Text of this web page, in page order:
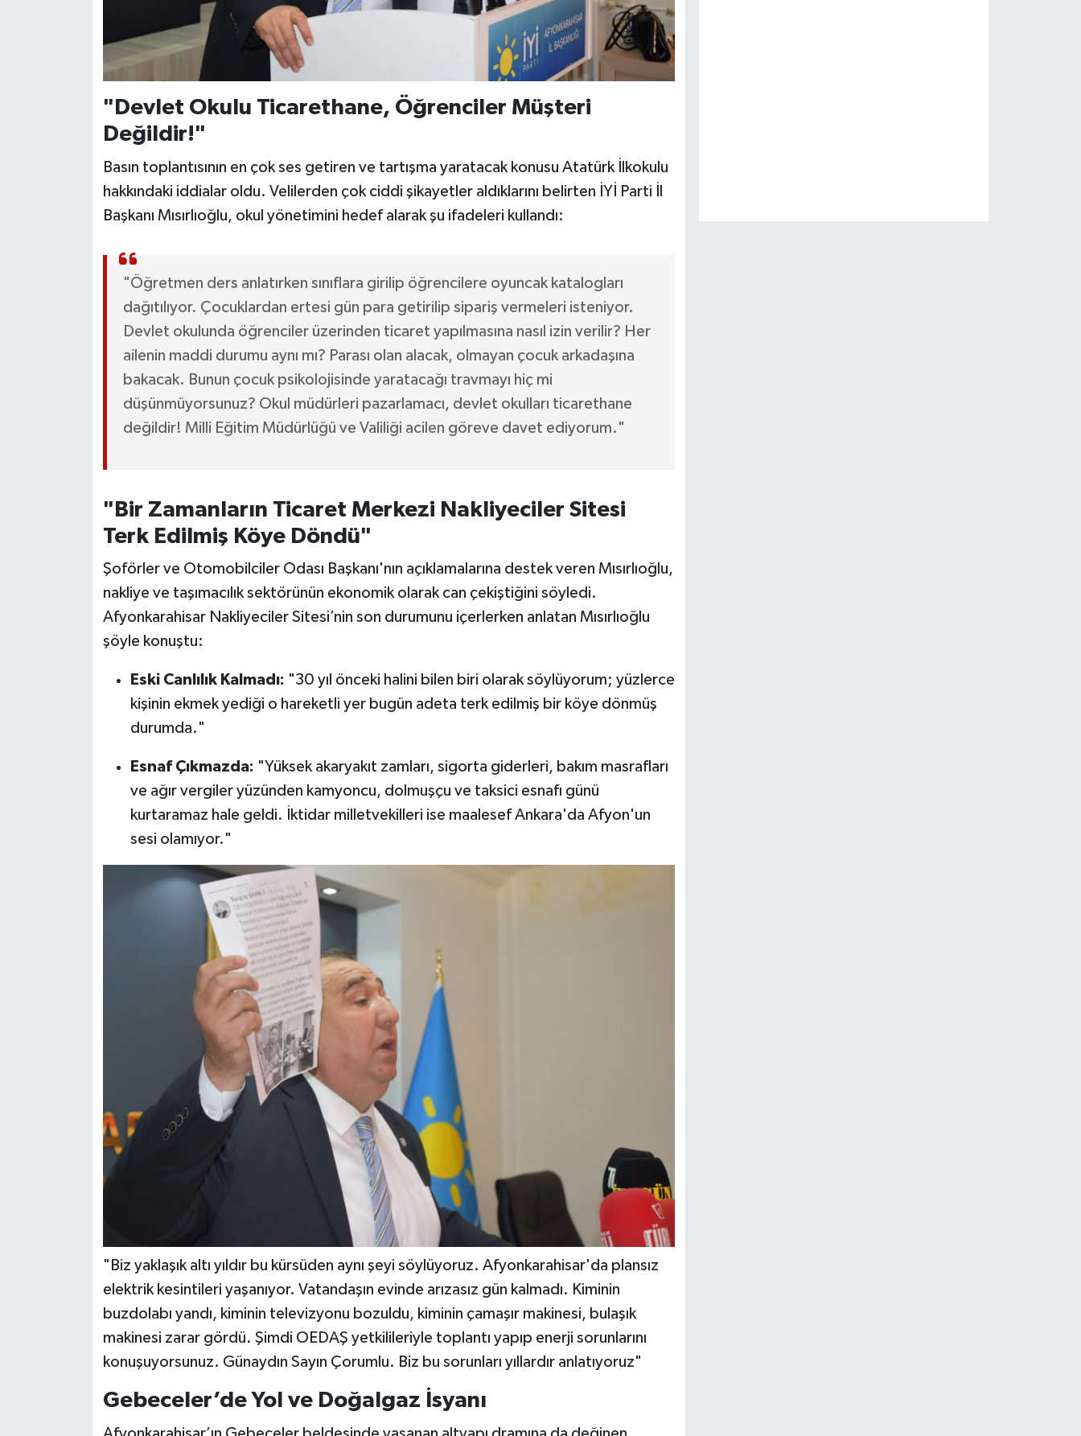
"Devlet Okulu Ticarethane, Öğrenciler Müşteri
Değildir!"
Basın toplantısının en çok ses getiren ve tartışma yaratacak konusu Atatürk İlkokulu
hakkındaki iddialar oldu. Velilerden çok ciddi şikayetler aldıklarını belirten İYİ Parti İl
Başkanı Mısırlıoğlu, okul yönetimini hedef alarak şu ifadeleri kullandı:
"Öğretmen ders anlatırken sınıflara girilip öğrencilere oyuncak katalogları
dağıtılıyor. Çocuklardan ertesi gün para getirilip sipariş vermeleri isteniyor.
Devlet okulunda öğrenciler üzerinden ticaret yapılmasına nasıl izin verilir? Her
ailenin maddi durumu aynı mı? Parası olan alacak, olmayan çocuk arkadaşına
bakacak. Bunun çocuk psikolojisinde yaratacağı travmayı hiç mi
düşünmüyorsunuz? Okul müdürleri pazarlamacı, devlet okulları ticarethane
değildir! Milli Eğitim Müdürlüğü ve Valiliği acilen göreve davet ediyorum."
"Bir Zamanların Ticaret Merkezi Nakliyeciler Sitesi
Terk Edilmiş Köye Döndü"
Şoförler ve Otomobilciler Odası Başkanı'nın açıklamalarına destek veren Mısırlıoğlu,
nakliye ve taşımacılık sektörünün ekonomik olarak can çekiştiğini söyledi.
Afyonkarahisar Nakliyeciler Sitesi’nin son durumunu içerlerken anlatan Mısırlıoğlu
şöyle konuştu:
Eski Canlılık Kalmadı: "30 yıl önceki halini bilen biri olarak söylüyorum; yüzlerce
kişinin ekmek yediği o hareketli yer bugün adeta terk edilmiş bir köye dönmüş
durumda."
Esnaf Çıkmazda: "Yüksek akaryakıt zamları, sigorta giderleri, bakım masrafları
ve ağır vergiler yüzünden kamyoncu, dolmuşçu ve taksici esnafı günü
kurtaramaz hale geldi. İktidar milletvekilleri ise maalesef Ankara'da Afyon'un
sesi olamıyor."
"Biz yaklaşık altı yıldır bu kürsüden aynı şeyi söylüyoruz. Afyonkarahisar'da plansız
elektrik kesintileri yaşanıyor. Vatandaşın evinde arızasız gün kalmadı. Kiminin
buzdolabı yandı, kiminin televizyonu bozuldu, kiminin çamaşır makinesi, bulaşık
makinesi zarar gördü. Şimdi OEDAŞ yetkilileriyle toplantı yapıp enerji sorunlarını
konuşuyorsunuz. Günaydın Sayın Çorumlu. Biz bu sorunları yıllardır anlatıyoruz"
Gebeceler’de Yol ve Doğalgaz İsyanı